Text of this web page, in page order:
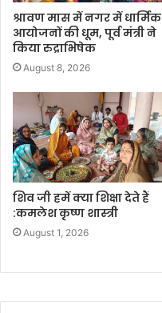
श्रावण मास में नगर में धार्मिक
आयोजनों की धूम, पूर्व मंत्री ने
किया रुद्राभिषेक
August 8, 2026
शिव जी हमें क्या शिक्षा देते हैं
:कमलेश कृष्ण शास्त्री
August 1, 2026